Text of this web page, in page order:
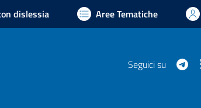
dislessia Aree Tematiche
Seguici su